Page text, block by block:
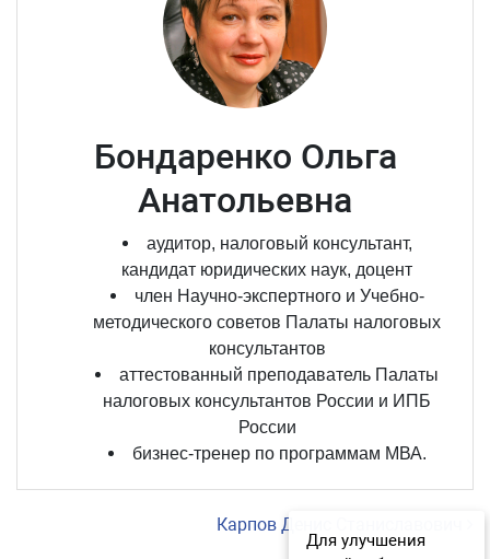
Бондаренко Ольга
Анатольевна
аудитор, налоговый консультант,
кандидат юридических наук, доцент
член Научно-экспертного и Учебно-
методического советов Палаты налоговых
консультантов
аттестованный преподаватель Палаты
налоговых консультантов России и ИПБ
России
бизнес-тренер по программам МВА.
Навигация по записям
Карпов Денис Станиславович
Для улучшения